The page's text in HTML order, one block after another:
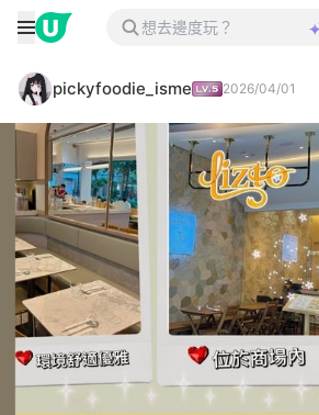
pickyfoodie_isme 2026/04/01